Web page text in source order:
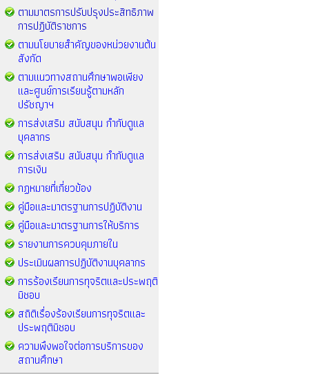
ตามมาตรการปรับปรุงประสิทธิภาพ
การปฏิบัติราชการ
ตามนโยบายสำคัญของหน่วยงานต้น
สังกัด
ตามแนวทางสถานศึกษาพอเพียง
และศูนย์การเรียนรู้ตามหลัก
ปรัชญาฯ
การส่งเสริม สนับสนุน กำกับดูแล
บุคลากร
การส่งเสริม สนับสนุน กำกับดูแล
การเงิน
กฏหมายที่เกี่ยวข้อง
คู่มือและมาตรฐานการปฏิบัติงาน
คู่มือและมาตรฐานการให้บริการ
รายงานการควบคุมภายใน
ประเมินผลการปฏิบัติงานบุคลากร
การร้องเรียนการทุจริตและประพฤติ
มิชอบ
สถิติเรื่องร้องเรียนการทุจริตและ
ประพฤติมิชอบ
ความพึงพอใจต่อการบริการของ
สถานศึกษา